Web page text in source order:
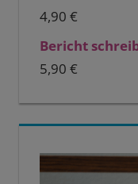
4,90 €
Bericht
5,90 €